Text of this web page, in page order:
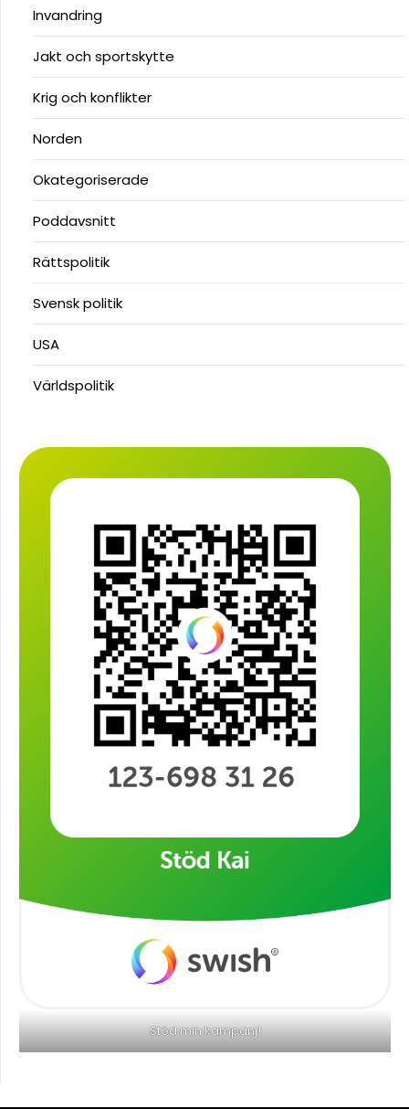
Invandring
Jakt och sportskytte
Krig och konflikter
Norden
Okategoriserade
Poddavsnitt
Rättspolitik
Svensk politik
USA
Världspolitik
Stöd min kampanj!